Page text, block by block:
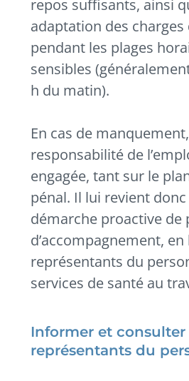
repos suffisants, ainsi
adaptation des charges
pendant les plages
sensibles
h du matin).
En cas de
responsabilité de
engagée, tant sur le
pénal. Il lui revient donc
démarche proactive de
d’accompagnement, en
représentants du
services de santé au
Informer et consulter
représentants du